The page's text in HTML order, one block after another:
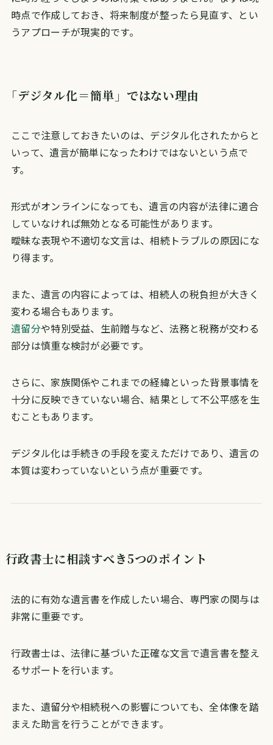
時点で作成しておき、将来制度が整ったら見直す、とい
うアプローチが現実的です。
「デジタル化＝簡単」ではない理由
ここで注意しておきたいのは、デジタル化されたからと
いって、遺言が簡単になったわけではないという点で
す。
形式がオンラインになっても、遺言の内容が法律に適合
していなければ無効となる可能性があります。
曖昧な表現や不適切な文言は、相続トラブルの原因にな
り得ます。
また、遺言の内容によっては、相続人の税負担が大きく
変わる場合もあります。
遺留分や特別受益、生前贈与など、法務と税務が交わる
部分は慎重な検討が必要です。
さらに、家族関係やこれまでの経緯といった背景事情を
十分に反映できていない場合、結果として不公平感を生
むこともあります。
デジタル化は手続きの手段を変えただけであり、遺言の
本質は変わっていないという点が重要です。
行政書士に相談すべき5つのポイント
法的に有効な遺言書を作成したい場合、専門家の関与は
非常に重要です。
行政書士は、法律に基づいた正確な文言で遺言書を整え
るサポートを行います。
また、遺留分や相続税への影響についても、全体像を踏
まえた助言を行うことができます。